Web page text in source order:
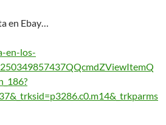
en Ebay…
en-los-